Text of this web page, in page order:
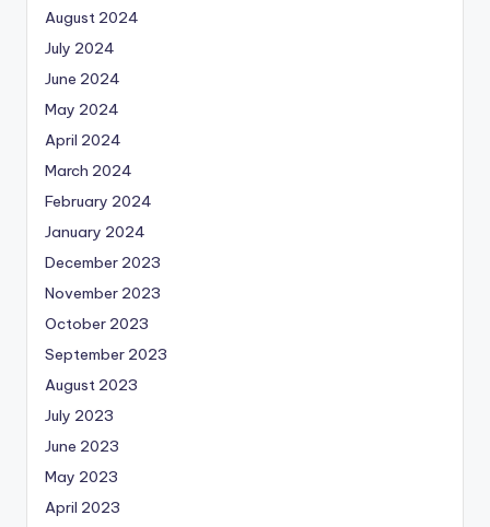
August 2024
July 2024
June 2024
May 2024
April 2024
March 2024
February 2024
January 2024
December 2023
November 2023
October 2023
September 2023
August 2023
July 2023
June 2023
May 2023
April 2023